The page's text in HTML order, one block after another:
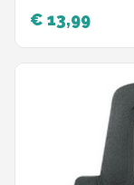
€ 13,99